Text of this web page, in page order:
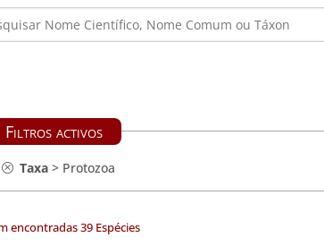
Filtros activos
Taxa> Protozoa
encontradas 39 Espécies